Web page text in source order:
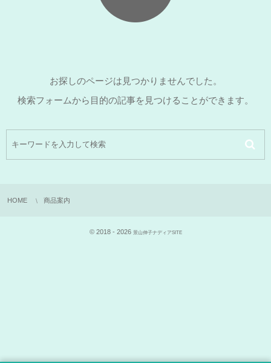
お探しのページは見つかりませんでした。
検索フォームから目的の記事を見つけることができます。
HOME 商品案内
© 2018 - 2026 景山伸子ナディアSITE